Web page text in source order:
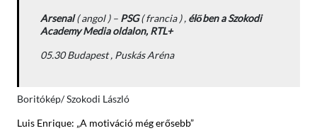
Arsenal( angol ) – PSG( francia ) , élőben a Szokodi
Academy Media oldalon, RTL+
05.30 Budapest , Puskás Aréna
Boritókép/ Szokodi László
Luis Enrique: „A motiváció még erősebb”